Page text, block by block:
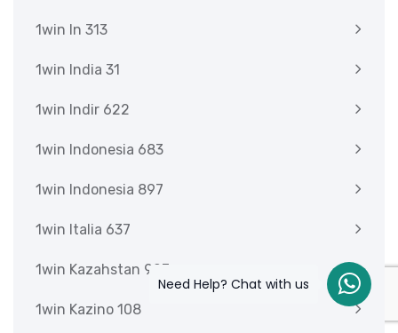
1win In 313
1win India 31
1win Indir 622
1win Indonesia 683
1win Indonesia 897
1win Italia 637
1win Kazahstan 927
1win Kazino 108
Need Help? Chat with us